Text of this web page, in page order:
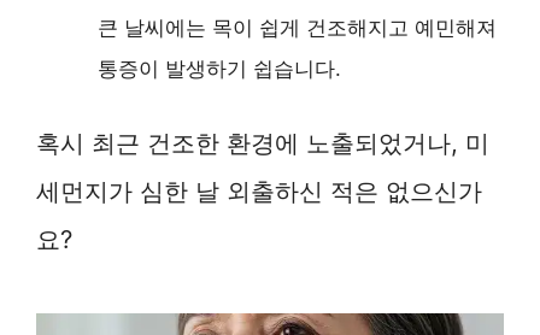
큰 날씨에는 목이 쉽게 건조해지고 예민해져
통증이 발생하기 쉽습니다.
혹시 최근 건조한 환경에 노출되었거나, 미
세먼지가 심한 날 외출하신 적은 없으신가
요?